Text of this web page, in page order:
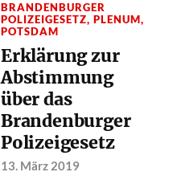
BRANDENBURGER
POLIZEIGESETZ,PLENUM,
POTSDAM
Erklärung zur
Abstimmung
über das
Brandenburger
Polizeigesetz
13. März 2019